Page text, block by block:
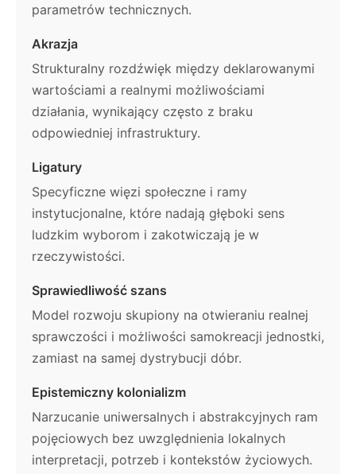
parametrów technicznych.
Akrazja
Strukturalny rozdźwięk między deklarowanymi
wartościami a realnymi możliwościami
działania, wynikający często z braku
odpowiedniej infrastruktury.
Ligatury
Specyficzne więzi społeczne i ramy
instytucjonalne, które nadają głęboki sens
ludzkim wyborom i zakotwiczają je w
rzeczywistości.
Sprawiedliwość szans
Model rozwoju skupiony na otwieraniu realnej
sprawczości i możliwości samokreacji jednostki,
zamiast na samej dystrybucji dóbr.
Epistemiczny kolonializm
Narzucanie uniwersalnych i abstrakcyjnych ram
pojęciowych bez uwzględnienia lokalnych
interpretacji, potrzeb i kontekstów życiowych.